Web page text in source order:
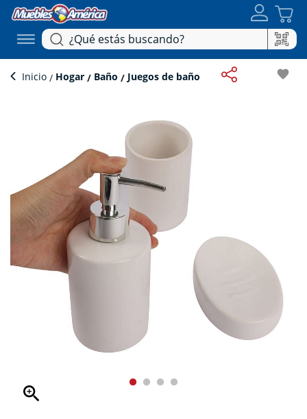
Inicio Hogar Baño Juegos de baño favorite
zoom_in